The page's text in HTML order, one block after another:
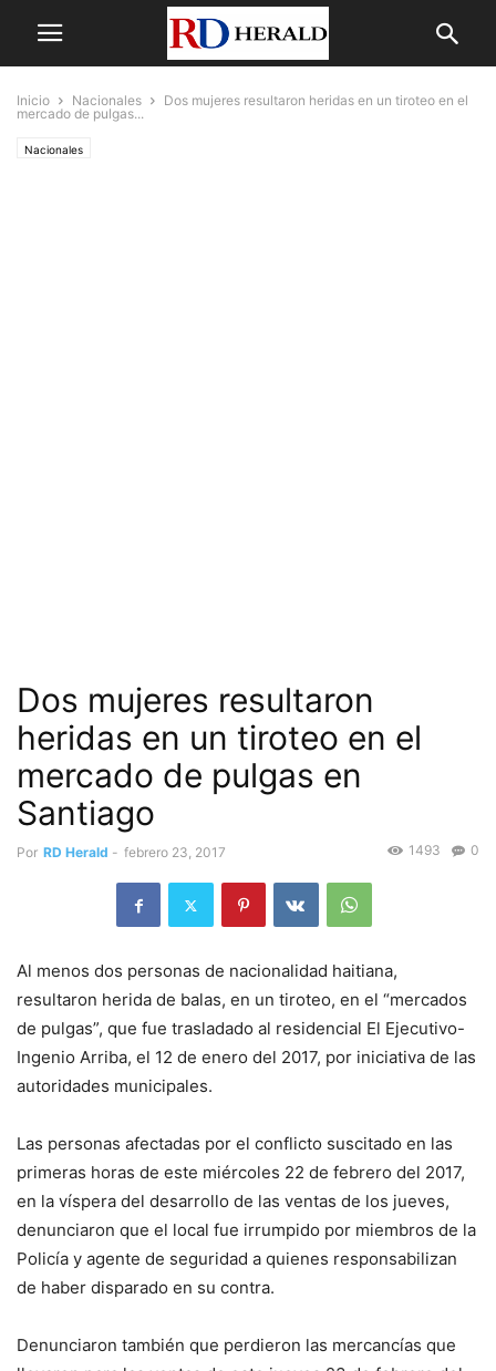
Inicio Nacionales
Dos mujeres resultaron heridas en un tiroteo en el
mercado de pulgas...
Nacionales
Dos mujeres resultaron
heridas en un tiroteo en el
mercado de pulgas en
Santiago
Por RD Herald - febrero 23, 2017 0
1493
Al menos dos personas de nacionalidad haitiana,
resultaron herida de balas, en un tiroteo, en el “mercados
de pulgas”, que fue trasladado al residencial El Ejecutivo-
Ingenio Arriba, el 12 de enero del 2017, por iniciativa de las
autoridades municipales.
Las personas afectadas por el conflicto suscitado en las
primeras horas de este miércoles 22 de febrero del 2017,
en la víspera del desarrollo de las ventas de los jueves,
denunciaron que el local fue irrumpido por miembros de la
Policía y agente de seguridad a quienes responsabilizan
de haber disparado en su contra.
Denunciaron también que perdieron las mercancías que